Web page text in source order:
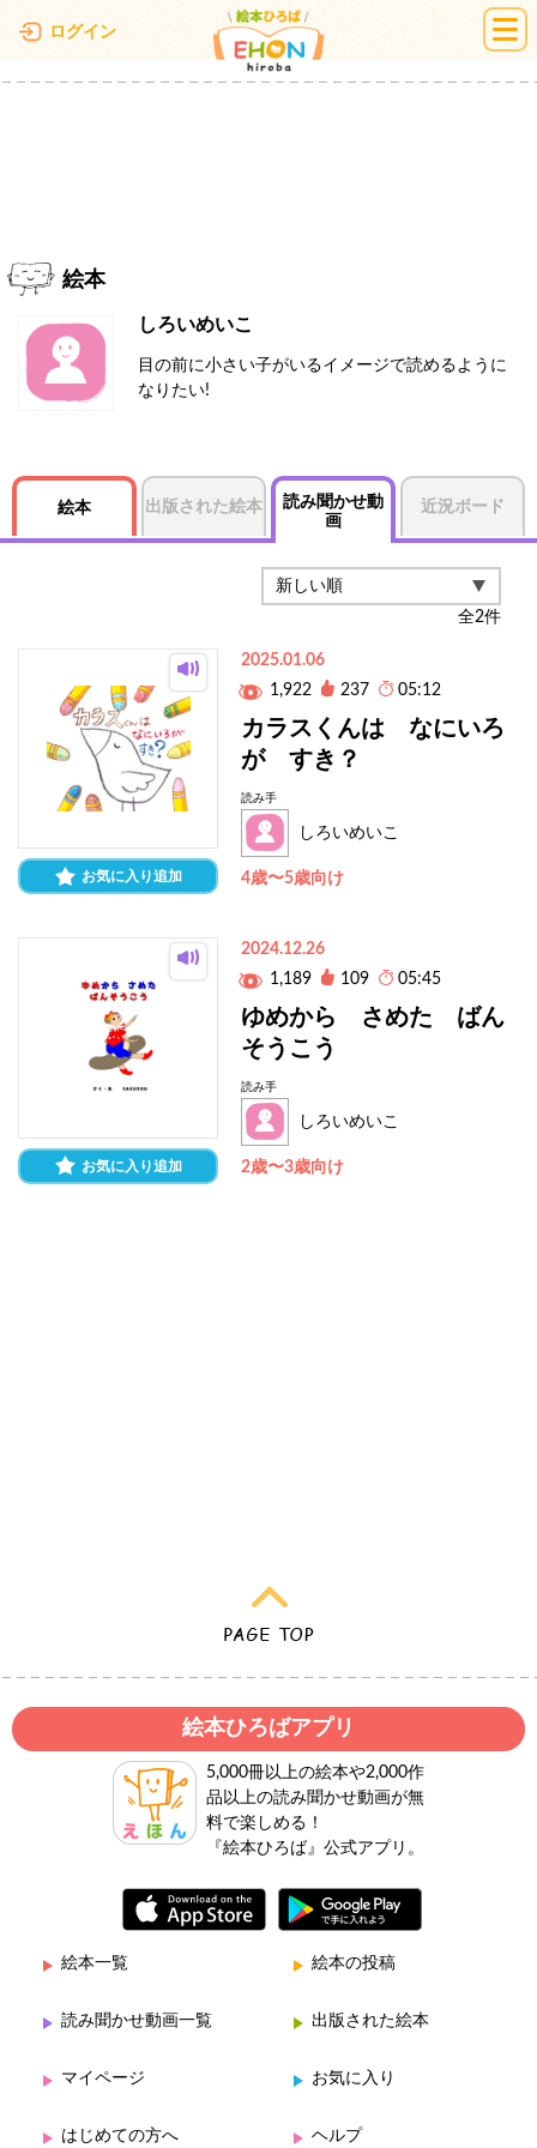
ログイン 絵本ひろば
絵本
しろいめいこ
目の前に小さい子がいるイメージで読めるように
なりたい!
絵本 出版された絵本
読み聞かせ動
画
近況ボード
全2件
お気に入り追加
2025.01.06
1,922
237 05:12
カラスくんは なにいろ
が すき？
読み手
しろいめいこ
4歳〜5歳向け
お気に入り追加
2024.12.26
1,189
109 05:45
ゆめから さめた ばん
そうこう
読み手
しろいめいこ
2歳〜3歳向け
絵本ひろばアプリ
5,000冊以上の絵本や2,000作
品以上の読み聞かせ動画が無
料で楽しめる！
『絵本ひろば』公式アプリ。
絵本一覧 絵本の投稿
読み聞かせ動画一覧 出版された絵本
マイページ お気に入り
はじめての方へ ヘルプ